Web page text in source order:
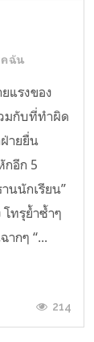
คฉัน
แรงของ
มกับที่ทำผิด
ายยื่น
กอีก 5
นนักเรียน”
ทรุย้ำซ้ำๆ
กๆ “...
214